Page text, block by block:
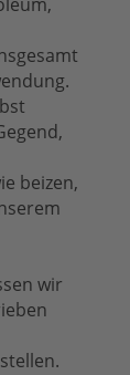
beizen,
wir